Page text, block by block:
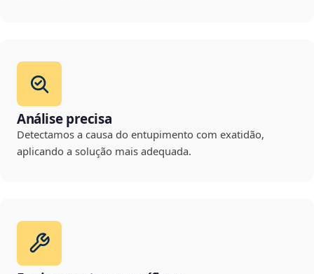
Análise precisa
Detectamos a causa do entupimento com exatidão,
aplicando a solução mais adequada.